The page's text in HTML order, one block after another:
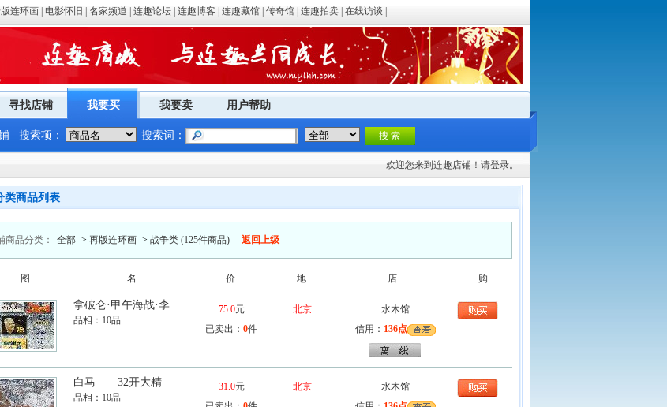
连环画 电影怀旧 名家频道 连趣论坛 连趣博客 连趣藏馆 传奇馆 连趣拍卖 在线访谈
寻找店铺 我要买 我要卖 用户帮助
搜索项： 搜索词：
欢迎您来到连趣店铺！请登录。
类商品列表
商品分类： 全部 -> 再版连环画 -> 战争类 (125件商品) 返回上级
图 名 价 地 店 购
拿破仑·甲午海战·李
品相： 10品
75.0元
已卖出： 0件
北京
水木馆
信用： 136点
白马——32开大精
品相： 10品
31.0元
北京
水木馆